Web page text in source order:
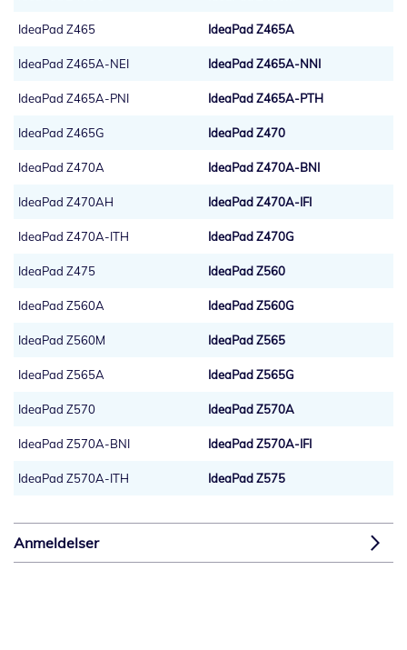
IdeaPad Z465 IdeaPad Z465A
IdeaPad Z465A-NEI IdeaPad Z465A-NNI
IdeaPad Z465A-PNI IdeaPad Z465A-PTH
IdeaPad Z465G IdeaPad Z470
IdeaPad Z470A IdeaPad Z470A-BNI
IdeaPad Z470AH IdeaPad Z470A-IFI
IdeaPad Z470A-ITH IdeaPad Z470G
IdeaPad Z475 IdeaPad Z560
IdeaPad Z560A IdeaPad Z560G
IdeaPad Z560M IdeaPad Z565
IdeaPad Z565A IdeaPad Z565G
IdeaPad Z570 IdeaPad Z570A
IdeaPad Z570A-BNI IdeaPad Z570A-IFI
IdeaPad Z570A-ITH IdeaPad Z575
Anmeldelser